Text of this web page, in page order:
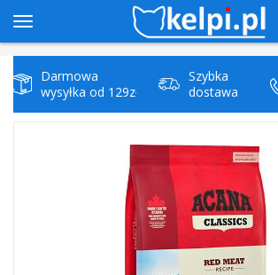
Darmowa
wysyłka od 129zł
Szybka
dostawa